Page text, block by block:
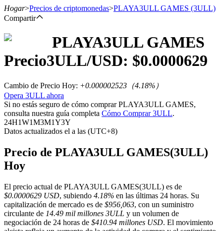
Futuros del USDT
Futuros que utilizan USDT como garantía
Hogar>Precios de criptomonedas>PLAYA3ULL GAMES (3ULL)
Compartir
PLAYA3ULL GAMES
Precio3ULL/USD: $0.0000629
Cambio de Precio Hoy: +0.000002523 （4.18%）
Opera 3ULL ahora
Si no estás seguro de cómo comprar PLAYA3ULL GAMES,
consulta nuestra guía completa Cómo Comprar 3ULL.
24H1W1M3M1Y3Y
Datos actualizados el a las (UTC+8)
Precio de PLAYA3ULL GAMES(3ULL)
Hoy
El precio actual de PLAYA3ULL GAMES(3ULL) es de
$0.0000629 USD, subiendo 4.18% en las últimas 24 horas. Su
capitalización de mercado es de $956,063, con un suministro
circulante de 14.49 mil millones 3ULL y un volumen de
negociación de 24 horas de $410.94 millones USD. El movimiento